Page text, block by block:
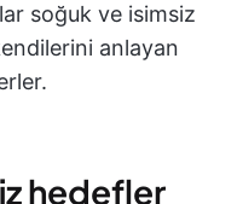
soğuk ve isimsiz
anlayan
hedefler